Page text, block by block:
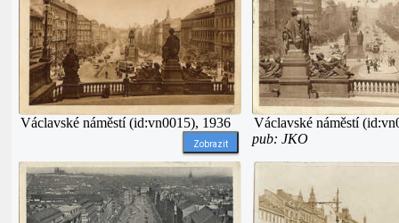
Václavské náměstí (id:vn0015), 1936
Zobrazit
Václavské náměstí
pub: JKO